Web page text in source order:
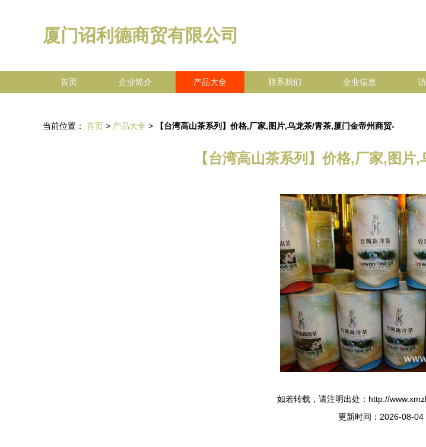
厦门诏利德商贸有限公司
首页 企业简介 产品大全 联系我们 企业信息
当前位置： 首页 > 产品大全 > 【台湾高山茶系列】价格,厂家,图片,乌龙茶/青茶,厦门金帝州商贸-
【台湾高山茶系列】价格,厂家,图
如若转载，请注明出处：http://
更新时间：2026-08-04